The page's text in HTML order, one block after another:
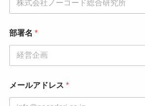
部署名 *
メールアドレス *